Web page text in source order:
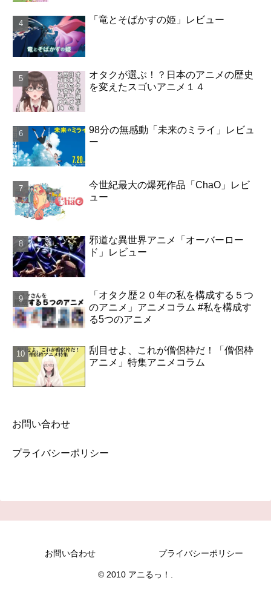
「竜とそばかすの姫」レビュー
オタクが選ぶ！？日本のアニメの歴史
を変えたスゴいアニメ１４
98分の無感動「未来のミライ」レビュ
ー
今世紀最大の爆死作品「ChaO」レビ
ュー
邪道な異世界アニメ「オーバーロー
ド」レビュー
「オタク歴２０年の私を構成する５つ
のアニメ」アニメコラム #私を構成す
る5つのアニメ
刮目せよ、これが僧侶枠だ！「僧侶枠
アニメ」特集アニメコラム
お問い合わせ
プライバシーポリシー
お問い合わせ プライバシーポリシー
© 2010 アニるっ！.